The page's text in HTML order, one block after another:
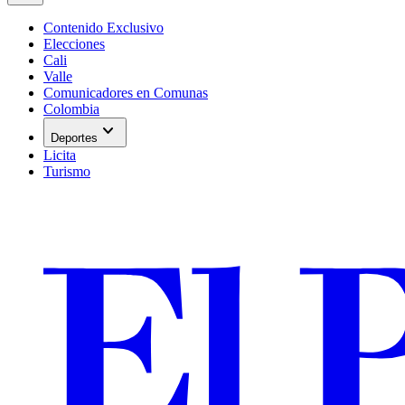
Contenido Exclusivo
Elecciones
Cali
Valle
Comunicadores en Comunas
Colombia
Deportes expand_more
Licita
Turismo